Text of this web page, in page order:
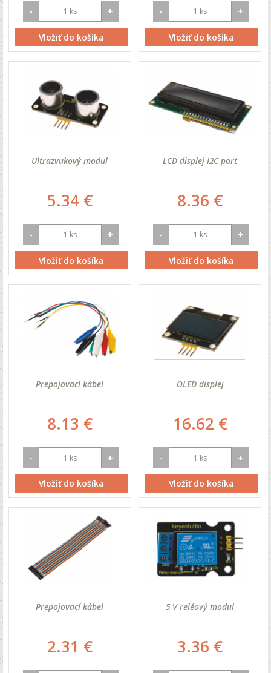
- +
Vložiť do košíka
- +
Vložiť do košíka
Ultrazvukový modul
5.34 €
- +
Vložiť do košíka
LCD displej I2C port
8.36 €
- +
Vložiť do košíka
Prepojovací kábel
8.13 €
- +
Vložiť do košíka
OLED displej
16.62 €
- +
Vložiť do košíka
Prepojovací kábel
2.31 €
5 V reléový modul
3.36 €